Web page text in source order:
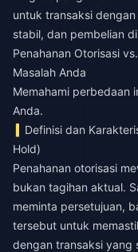
untuk transaksi
stabil, dan pembelian
Penahanan Otorisasi
Masalah Anda
Memahami perbedaan
Anda.
Definisi dan
Hold)
Penahanan otorisasi
bukan tagihan aktual.
meminta persetujuan,
tersebut untuk
dengan transaksi yang